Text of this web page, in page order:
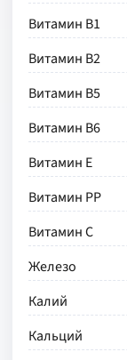
Витамин В1
Витамин В2
Витамин В5
Витамин В6
Витамин Е
Витамин РР
Витамин С
Железо
Калий
Кальций